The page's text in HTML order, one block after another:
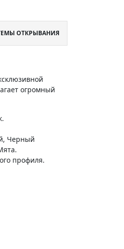
ОТКРЫВАНИЯ
огромный
Черный
профиля.